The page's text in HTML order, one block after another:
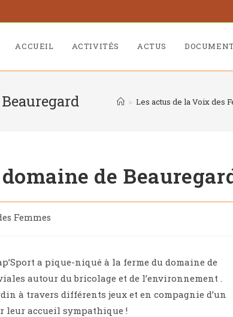
ACCUEIL ACTIVITÉS ACTUS
> Les actus de la Voix des
de
Femmes
a pique-niqué à la ferme du domaine de
autour du bricolage et de l’environnement .
à travers différents jeux et en compagnie d’un
leur accueil sympathique !